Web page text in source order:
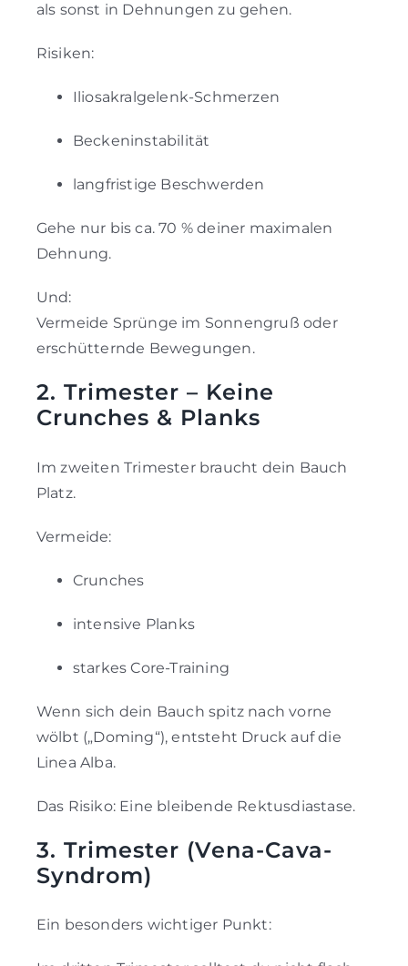
als sonst in Dehnungen zu gehen.
Risiken:
Iliosakralgelenk-Schmerzen
Beckeninstabilität
langfristige Beschwerden
Gehe nur bis ca. 70 % deiner maximalen
Dehnung.
Und:
Vermeide Sprünge im Sonnengruß oder
erschütternde Bewegungen.
2. Trimester – Keine
Crunches & Planks
Im zweiten Trimester braucht dein Bauch
Platz.
Vermeide:
Crunches
intensive Planks
starkes Core-Training
Wenn sich dein Bauch spitz nach vorne
wölbt („Doming“), entsteht Druck auf die
Linea Alba.
Das Risiko: Eine bleibende Rektusdiastase.
3. Trimester (Vena-Cava-
Syndrom)
Ein besonders wichtiger Punkt: